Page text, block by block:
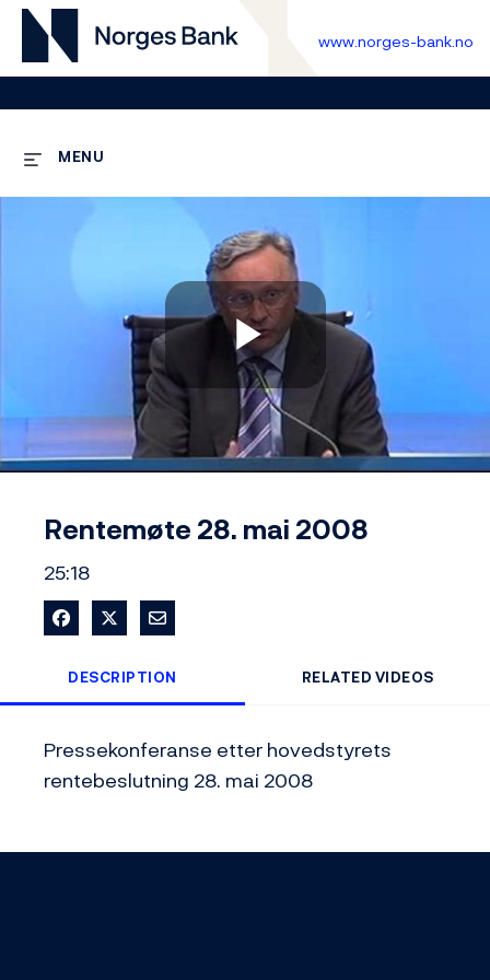
www.norges-bank.no
MENU
Play
Rentemøte 28. mai 2008
25:18
Share on Facebook
Share on XShare via Email
DESCRIPTION RELATED VIDEOS
Pressekonferanse etter hovedstyrets
rentebeslutning 28. mai 2008